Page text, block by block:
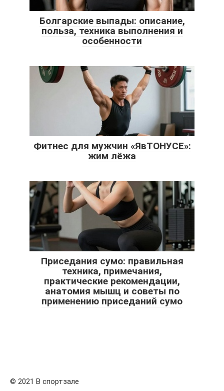
Болгарские выпады: описание,
польза, техника выполнения и
особенности
Фитнес для мужчин «ЯвТОНУСЕ»:
жим лёжа
Приседания сумо: правильная
техника, примечания,
практические рекомендации,
анатомия мышц и советы по
применению приседаний сумо
© 2021 В спортзале